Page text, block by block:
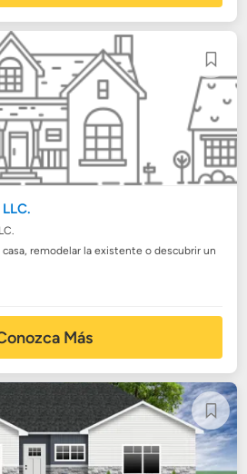
remodelar la existente o descubrir un
Más